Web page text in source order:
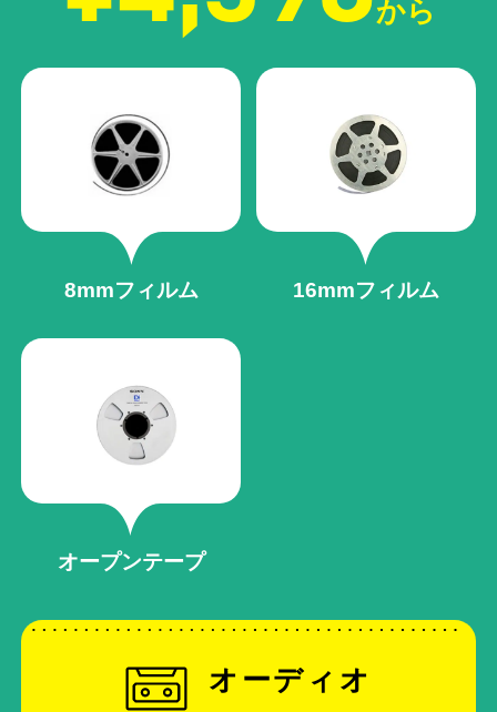
から
8mmフィルム 16mmフィルム
オープンテープ
オーディオ